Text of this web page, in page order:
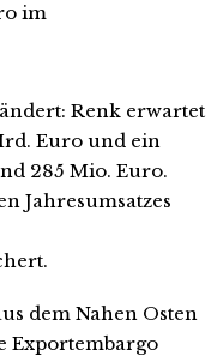
im
Renk erwartet
Euro und ein
285 Mio. Euro.
Jahresumsatzes
dem Nahen Osten
Exportembargo